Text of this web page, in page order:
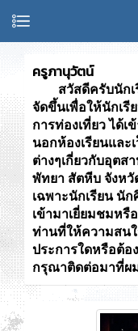
ครูภานุวัตน์
สวัสดีครับนัก
จัดขึ้นเพื่อให้นักเรี
การท่องเที่ยว ได้เ
นอกห้องเรียนและ
ต่างๆเกี่ยวกับอุตส
พัทยา สัตหีบ จังหวั
เฉพาะนักเรียน นั
เข้ามาเยี่ยมชมห
ท่านที่ให้ความสน
ประการใดหรือต้อ
กรุณาติดต่อมาที่ผม